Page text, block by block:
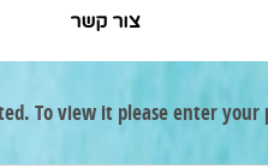
צור קשר
To view it please enter your